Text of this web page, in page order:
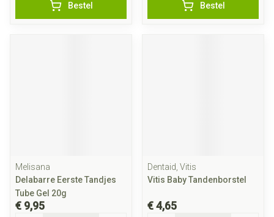
Bestel Bestel
Melisana
Delabarre Eerste Tandjes
Tube Gel 20g
€ 9,95
Dentaid, Vitis
Vitis Baby Tandenborstel
€ 4,65